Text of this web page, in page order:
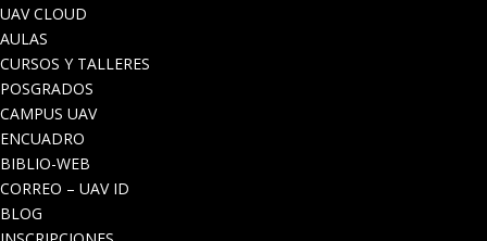
UAV CLOUD
AULAS
CURSOS Y TALLERES
POSGRADOS
CAMPUS UAV
ENCUADRO
BIBLIO-WEB
CORREO – UAV ID
BLOG